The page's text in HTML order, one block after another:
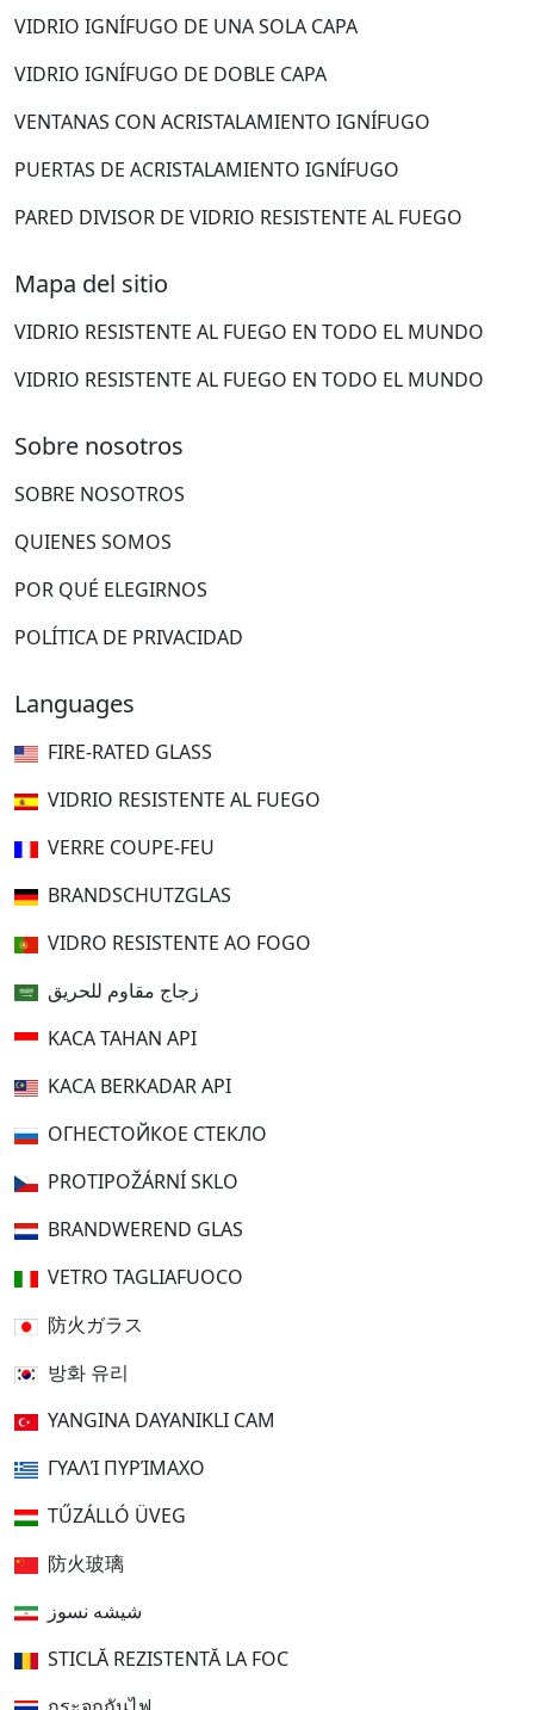
VIDRIO IGNÍFUGO DE UNA SOLA CAPA
VIDRIO IGNÍFUGO DE DOBLE CAPA
VENTANAS CON ACRISTALAMIENTO IGNÍFUGO
PUERTAS DE ACRISTALAMIENTO IGNÍFUGO
PARED DIVISOR DE VIDRIO RESISTENTE AL FUEGO
Mapa del sitio
VIDRIO RESISTENTE AL FUEGO EN TODO EL MUNDO
VIDRIO RESISTENTE AL FUEGO EN TODO EL MUNDO
Sobre nosotros
SOBRE NOSOTROS
QUIENES SOMOS
POR QUÉ ELEGIRNOS
POLÍTICA DE PRIVACIDAD
Languages
FIRE-RATED GLASS
VIDRIO RESISTENTE AL FUEGO
VERRE COUPE-FEU
BRANDSCHUTZGLAS
VIDRO RESISTENTE AO FOGO
زجاج مقاوم للحريق
KACA TAHAN API
KACA BERKADAR API
ОГНЕСТОЙКОЕ СТЕКЛО
PROTIPOŽÁRNÍ SKLO
BRANDWEREND GLAS
VETRO TAGLIAFUOCO
防火ガラス
방화 유리
YANGINA DAYANIKLI CAM
ΓΥΑΛΊ ΠΥΡΊΜΑΧΟ
TŰZÁLLÓ ÜVEG
防火玻璃
شیشه نسوز
STICLĂ REZISTENTĂ LA FOC